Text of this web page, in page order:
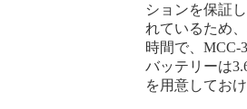
ションを保証
れているため
時間で、MCC-
バッテリーは
を用意してお